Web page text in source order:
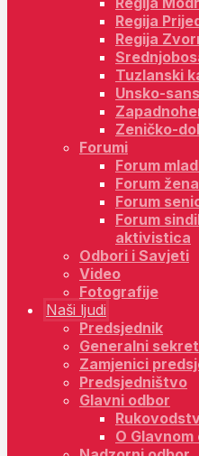
Regija
Regija
Tuzlanski
Unsko-
Zeničko-
Forumi
Forum
Forum žena
Forum
Forum
aktivistica
Odbori i Savjeti
Video
Fotografije
Naši ljudi
Predsjednik
Generalni
Zamjenici
Predsjedništvo
Glavni odbor
O Glavnom